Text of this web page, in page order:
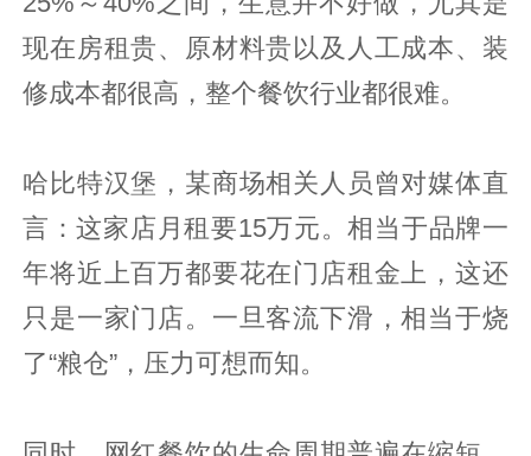
现在房租贵、原材料贵以及人工成本、装
修成本都很高，整个餐饮行业都很难。
哈比特汉堡，某商场相关人员曾对媒体直
言：这家店月租要15万元。相当于品牌一
年将近上百万都要花在门店租金上，这还
只是一家门店。一旦客流下滑，相当于烧
了“粮仓”，压力可想而知。